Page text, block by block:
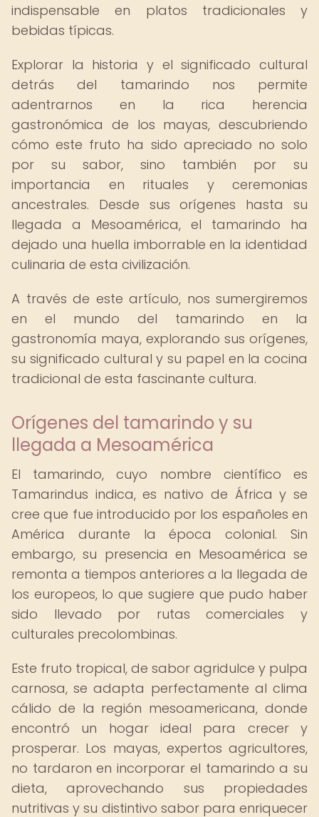
indispensable en platos tradicionales y
bebidas típicas.
Explorar la historia y el significado cultural
detrás del tamarindo nos permite
adentrarnos en la rica herencia
gastronómica de los mayas, descubriendo
cómo este fruto ha sido apreciado no solo
por su sabor, sino también por su
importancia en rituales y ceremonias
ancestrales. Desde sus orígenes hasta su
llegada a Mesoamérica, el tamarindo ha
dejado una huella imborrable en la identidad
culinaria de esta civilización.
A través de este artículo, nos sumergiremos
en el mundo del tamarindo en la
gastronomía maya, explorando sus orígenes,
su significado cultural y su papel en la cocina
tradicional de esta fascinante cultura.
Orígenes del tamarindo y su
llegada a Mesoamérica
El tamarindo, cuyo nombre científico es
Tamarindus indica, es nativo de África y se
cree que fue introducido por los españoles en
América durante la época colonial. Sin
embargo, su presencia en Mesoamérica se
remonta a tiempos anteriores a la llegada de
los europeos, lo que sugiere que pudo haber
sido llevado por rutas comerciales y
culturales precolombinas.
Este fruto tropical, de sabor agridulce y pulpa
carnosa, se adapta perfectamente al clima
cálido de la región mesoamericana, donde
encontró un hogar ideal para crecer y
prosperar. Los mayas, expertos agricultores,
no tardaron en incorporar el tamarindo a su
dieta, aprovechando sus propiedades
nutritivas y su distintivo sabor para enriquecer